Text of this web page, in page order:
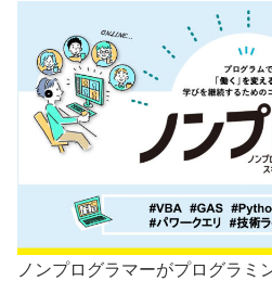
ノンプログラマーがプログラミ